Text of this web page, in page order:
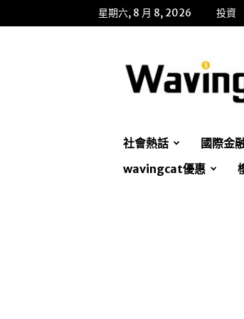
星期六, 8 月 8, 2026 投資
招
財
貓
社會熱話 國際金
wavingcat優惠